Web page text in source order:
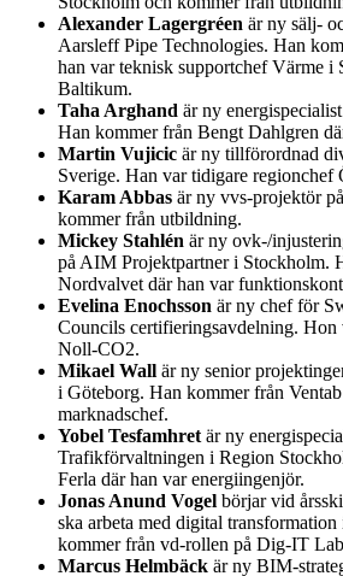
Alexander Lagergréen är ny sälj-
Aarsleff Pipe Technologies. Han
han var teknisk supportchef Värme i
Baltikum.
Taha Arghand är ny
Han kommer från Bengt Dahlgren
Martin Vujicic är ny tillförordnad
Sverige. Han var tidigare regionchef
Karam Abbas är ny vvs-projektör
kommer från utbildning.
Mickey Stahlén är ny ovk-/
på AIM Projektpartner i Stockholm.
Nordvalvet där han var
Evelina Enochsson är ny chef för
Councils certifieringsavdelning. Hon
Noll-CO2.
Mikael Wall är ny senior
i Göteborg. Han kommer från
marknadschef.
Yobel Tesfamhret är ny
Trafikförvaltningen i Region
Ferla där han var energiingenjör.
Jonas Anund Vogel börjar vid
ska arbeta med digital
kommer från vd-rollen på Dig-IT
Marcus Helmbäck är ny BIM-